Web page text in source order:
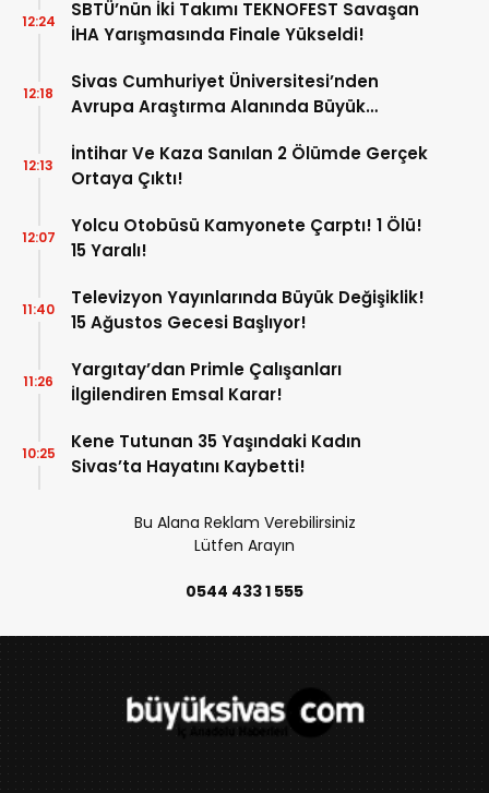
SBTÜ’nün İki Takımı TEKNOFEST Savaşan
İHA Yarışmasında Finale Yükseldi!
12:24
Sivas Cumhuriyet Üniversitesi’nden
Avrupa Araştırma Alanında Büyük
12:18
İntihar Ve Kaza Sanılan 2 Ölümde Gerçek
Ortaya Çıktı!
12:13
Yolcu Otobüsü Kamyonete Çarptı! 1 Ölü!
15 Yaralı!
12:07
Televizyon Yayınlarında Büyük Değişiklik!
15 Ağustos Gecesi Başlıyor!
11:40
Yargıtay’dan Primle Çalışanları
İlgilendiren Emsal Karar!
11:26
Kene Tutunan 35 Yaşındaki Kadın
Sivas’ta Hayatını Kaybetti!
10:25
Bu Alana Reklam Verebilirsiniz
Lütfen Arayın
0544 433 1 555